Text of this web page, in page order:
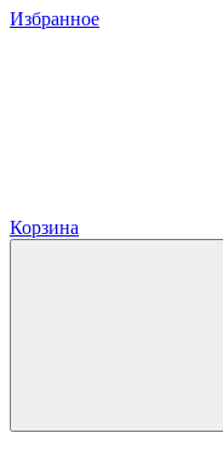
Избранное
Корзина